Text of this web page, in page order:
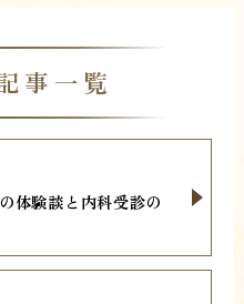
事一覧
体験談と内科受診の